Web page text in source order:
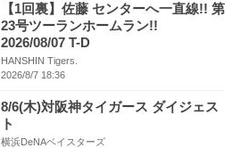
【1回裏】佐藤 センターへ一直線!! 第
23号ツーランホームラン!!
2026/08/07 T-D
HANSHIN Tigers.
2026/8/7 18:36
8/6(木)対阪神タイガース ダイジェス
ト
横浜DeNAベイスターズ